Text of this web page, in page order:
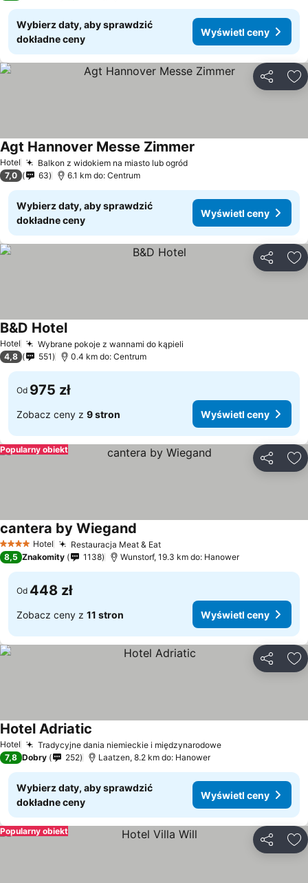
Wybierz daty, aby sprawdzić
dokładne ceny
Wyświetl ceny
Hotel Balkon z widokiem na miasto lub ogród
Agt Hannover Messe Zimmer
7,0 63 6.1 km do: Centrum
Wybierz daty, aby sprawdzić
dokładne ceny
Wyświetl ceny
Hotel Wybrane pokoje z wannami do kąpieli
B&D Hotel
4,8 551 0.4 km do: Centrum
Od 975 zł
Zobacz ceny z 9 stron Wyświetl ceny
Popularny obiekt
4 KategoriaHotel Restauracja Meat & Eat
cantera by Wiegand
8,5 Znakomity 1138 Wunstorf, 19.3 km do: Hanower
Od 448 zł
Zobacz ceny z 11 stron Wyświetl ceny
Hotel Tradycyjne dania niemieckie i międzynarodowe
Hotel Adriatic
7,8 Dobry 252 Laatzen, 8.2 km do: Hanower
Wybierz daty, aby sprawdzić
dokładne ceny
Wyświetl ceny
Popularny obiekt